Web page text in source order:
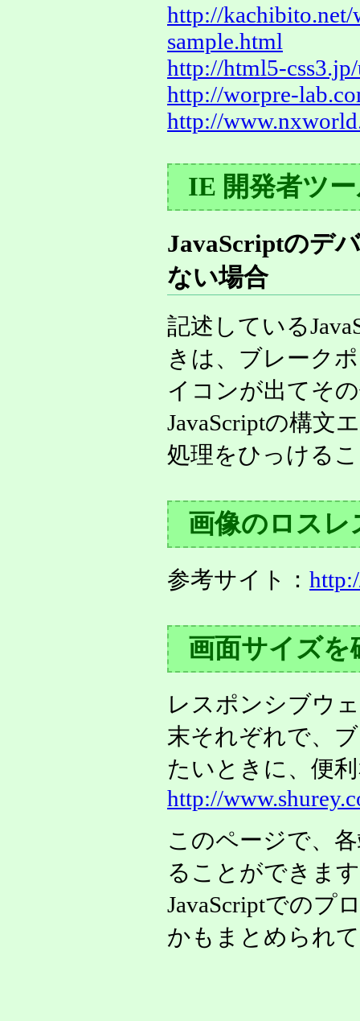
http://kachibito.net/
sample.html
http://html5-
http://worpre-
http://
IE 開発者ツ
JavaScriptのデ
ない場合
記述している
きは、ブレーク
イコンが出てそ
JavaScriptの構文
処理をひっける
画像のロスレ
参考サイト：
画面サイズ
レスポンシブウ
末それぞれで、
たいときに、便
http://
このページで、
ることができま
JavaScriptでのプ
かもまとめられ